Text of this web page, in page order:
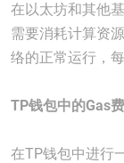
在以太坊和其他
需要消耗计算资
络的正常运行，
TP钱包中的Gas
在TP钱包中进行